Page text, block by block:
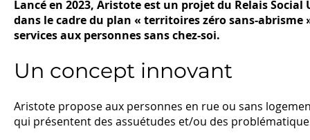
Lancé en 2023, Aristote est un projet du Relais
dans le cadre du plan « territoires zéro sans-
services aux personnes sans chez-soi.
Un concept innovant
Aristote propose aux personnes en rue ou sans
qui présentent des assuétudes et/ou des